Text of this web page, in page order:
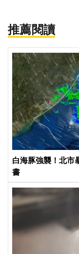
推薦閱讀
白海豚強襲！北市
書